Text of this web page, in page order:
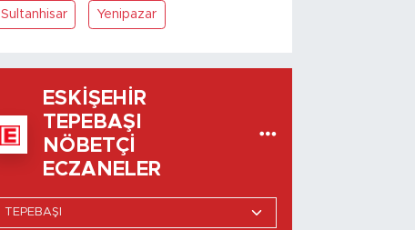
Sultanhisar Yenipazar
ESKIŞEHIR
TEPEBAŞI
NÖBETÇI
ECZANELER